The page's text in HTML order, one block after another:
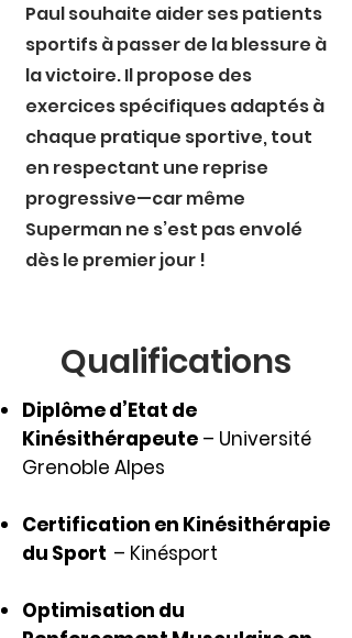
Paul souhaite aider ses patients
sportifs à passer de la blessure à
la victoire. Il propose des
exercices spécifiques adaptés à
chaque pratique sportive, tout
en respectant une reprise
progressive—car même
Superman ne s’est pas envolé
dès le premier jour !
Qualifications
Diplôme d’Etat de
Kinésithérapeute – Université
Grenoble Alpes
Certification en Kinésithérapie
du Sport – Kinésport
Optimisation du